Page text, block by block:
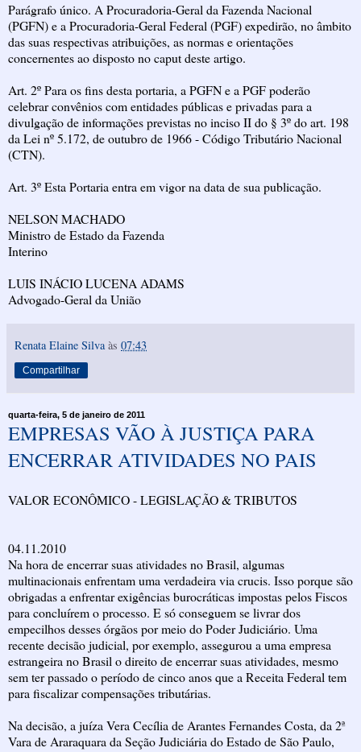
Parágrafo único. A Procuradoria-Geral da Fazenda Nacional
(PGFN) e a Procuradoria-Geral Federal (PGF) expedirão, no âmbito
das suas respectivas atribuições, as normas e orientações
concernentes ao disposto no caput deste artigo.
Art. 2º Para os fins desta portaria, a PGFN e a PGF poderão
celebrar convênios com entidades públicas e privadas para a
divulgação de informações previstas no inciso II do § 3º do art. 198
da Lei nº 5.172, de outubro de 1966 - Código Tributário Nacional
(CTN).
Art. 3º Esta Portaria entra em vigor na data de sua publicação.
NELSON MACHADO
Ministro de Estado da Fazenda
Interino
LUIS INÁCIO LUCENA ADAMS
Advogado-Geral da União
Renata Elaine Silva às 07:43
Compartilhar
quarta-feira, 5 de janeiro de 2011
EMPRESAS VÃO À JUSTIÇA PARA
ENCERRAR ATIVIDADES NO PAIS
VALOR ECONÔMICO - LEGISLAÇÃO & TRIBUTOS
04.11.2010
Na hora de encerrar suas atividades no Brasil, algumas
multinacionais enfrentam uma verdadeira via crucis. Isso porque são
obrigadas a enfrentar exigências burocráticas impostas pelos Fiscos
para concluírem o processo. E só conseguem se livrar dos
empecilhos desses órgãos por meio do Poder Judiciário. Uma
recente decisão judicial, por exemplo, assegurou a uma empresa
estrangeira no Brasil o direito de encerrar suas atividades, mesmo
sem ter passado o período de cinco anos que a Receita Federal tem
para fiscalizar compensações tributárias.
Na decisão, a juíza Vera Cecília de Arantes Fernandes Costa, da 2ª
Vara de Araraquara da Seção Judiciária do Estado de São Paulo,